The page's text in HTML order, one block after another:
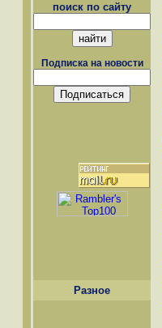
поиск по сайту
Подписка на новости
Разное